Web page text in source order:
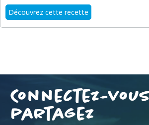
Découvrez cette recette
Connectez-
partagez